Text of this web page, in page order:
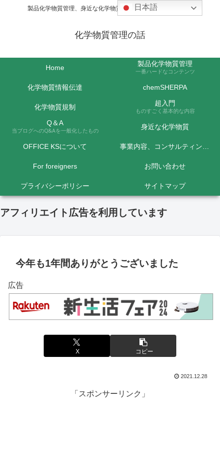
製品化学物質管理、身近な化学物質などの話題を取り上げます
化学物質管理の話
Home 製品化学物質管理
一番ハードなコンテンツ
化学物質情報伝達 chemSHERPA
化学物質規制 超入門
ものすごく基本的な内容
Q＆A
当ブログへのQ&Aを一般化したもの 身近な化学物質
OFFICE KSについて 事業内容、コンサルティング料金など
For foreigners お問い合わせ
プライバシーポリシー サイトマップ
アフィリエイト広告を利用しています
今年も1年間ありがとうございました
広告
X コピー
2021.12.28
「スポンサーリンク」
日本語